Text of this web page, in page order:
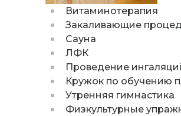
Витаминотерапия
Закаливающие
Сауна
ЛФК
Проведение
Кружок по обучению
Утренняя гимнастика
Физкультурные